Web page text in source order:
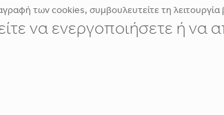
των cookies, συμβουλευτείτε τη
να ενεργοποιήσετε ή να